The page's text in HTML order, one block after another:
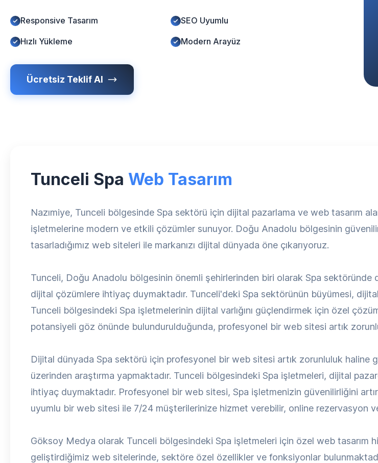
Responsive Tasarım SEO Uyumlu
Hızlı Yükleme Modern Arayüz
Ücretsiz Teklif Al
Tunceli Spa Web Tasarım
Nazımiye, Tunceli bölgesinde Spa sektörü için dijital pazarlama ve web tasarım
işletmelerine modern ve etkili çözümler sunuyor. Doğu Anadolu bölgesinin
tasarladığımız web siteleri ile markanızı dijital dünyada öne çıkarıyoruz.
Tunceli, Doğu Anadolu bölgesinin önemli şehirlerinden biri olarak Spa
dijital çözümlere ihtiyaç duymaktadır. Tunceli'deki Spa sektörünün büyümesi,
Tunceli bölgesindeki Spa işletmelerinin dijital varlığını güçlendirmek için özel
potansiyeli göz önünde bulundurulduğunda, profesyonel bir web sitesi artık
Dijital dünyada Spa sektörü için profesyonel bir web sitesi artık zorunluluk
üzerinden araştırma yapmaktadır. Tunceli bölgesindeki Spa işletmeleri, dijital
ihtiyaç duymaktadır. Profesyonel bir web sitesi, Spa işletmenizin güvenilirliğini
uyumlu bir web sitesi ile 7/24 müşterilerinize hizmet verebilir, online rezervasyon
Göksoy Medya olarak Tunceli bölgesindeki Spa işletmeleri için özel web tasarım
geliştirdiğimiz web sitelerinde, sektöre özel özellikler ve fonksiyonlar